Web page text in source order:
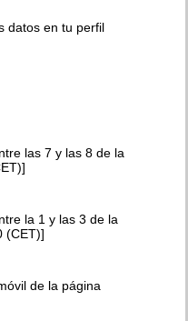
datos en tu perfil
las 7 y las 8 de la
la 1 y las 3 de la
(CET)]
de la página